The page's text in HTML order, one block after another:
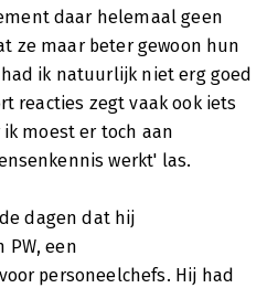
daar helemaal geen
ze maar beter gewoon hun
ik natuurlijk niet erg goed
reacties zegt vaak ook iets
moest er toch aan
werkt' las.
dagen dat hij
PW, een
personeelchefs. Hij had